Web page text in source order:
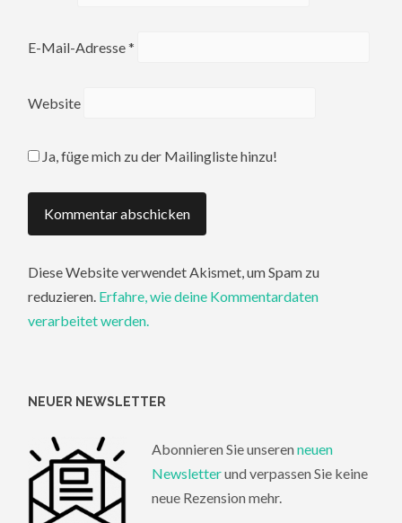
E-Mail-Adresse*
Website
Ja, füge mich zu der Mailingliste hinzu!
Diese Website verwendet Akismet, um Spam zu
reduzieren. Erfahre, wie deine Kommentardaten
verarbeitet werden.
NEUER NEWSLETTER
Abonnieren Sie unseren neuen
Newsletterund verpassen Sie keine
neue Rezension mehr.